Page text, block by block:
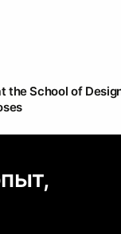
School of